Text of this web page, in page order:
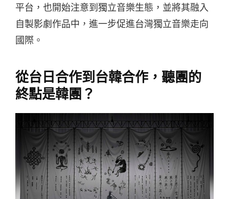
平台，也開始注意到獨立音樂生態，並將其融入
自製影劇作品中，進一步促進台灣獨立音樂走向
國際。
從台日合作到台韓合作，聽團的
終點是韓團？